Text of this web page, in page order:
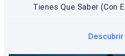
Tienes Que Saber (Con
Descubrir